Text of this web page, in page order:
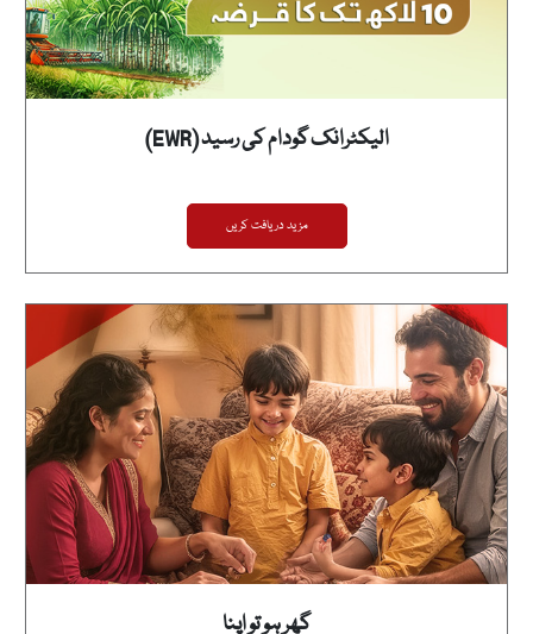
الیکٹرانک گودام کی رسید (EWR)
مزید دریافت کریں
گھر ہو تو اپنا